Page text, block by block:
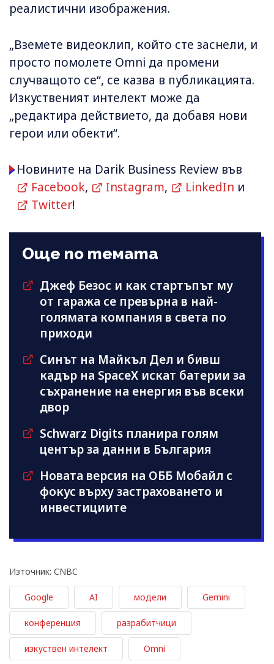
реалистични изображения.
„Вземете видеоклип, който сте заснели, и
просто помолете Omni да промени
случващото се“, се казва в публикацията.
Изкуственият интелект може да
„редактира действието, да добавя нови
герои или обекти“.
Новините на Darik Business Review във
Facebook, Instagram, LinkedIn и
Twitter!
Още по темата
Джеф Безос и как стартъпът му
от гаража се превърна в най-
голямата компания в света по
приходи
Синът на Майкъл Дeл и бивш
кадър на SpaceX искат батерии за
съхранение на енергия във всеки
двор
Schwarz Digits планира голям
център за данни в България
Новата версия на ОББ Мобайл с
фокус върху застраховането и
инвестициите
Източник: CNBC
Google AI модели Gemini
конференция разрабитчици
изкуствен интелект Omni